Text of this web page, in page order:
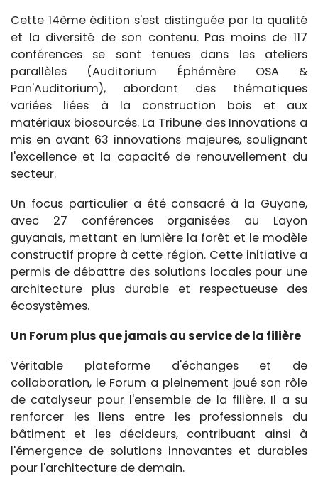
Cette 14ème édition s'est distinguée par la qualité
et la diversité de son contenu. Pas moins de 117
conférences se sont tenues dans les ateliers
parallèles (Auditorium Éphémère OSA &
Pan'Auditorium), abordant des thématiques
variées liées à la construction bois et aux
matériaux biosourcés. La Tribune des Innovations a
mis en avant 63 innovations majeures, soulignant
l'excellence et la capacité de renouvellement du
secteur.
Un focus particulier a été consacré à la Guyane,
avec 27 conférences organisées au Layon
guyanais, mettant en lumière la forêt et le modèle
constructif propre à cette région. Cette initiative a
permis de débattre des solutions locales pour une
architecture plus durable et respectueuse des
écosystèmes.
Un Forum plus que jamais au service de la filière
Véritable plateforme d'échanges et de
collaboration, le Forum a pleinement joué son rôle
de catalyseur pour l'ensemble de la filière. Il a su
renforcer les liens entre les professionnels du
bâtiment et les décideurs, contribuant ainsi à
l'émergence de solutions innovantes et durables
pour l'architecture de demain.